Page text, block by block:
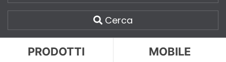
Cerca
PRODOTTI MOBILE